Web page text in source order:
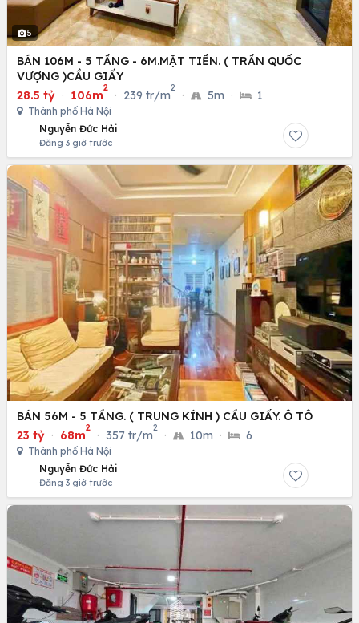
5
BÁN 106M - 5 TẦNG - 6M.MẶT TIỀN. ( TRẦN QUỐC
VƯỢNG )CẦU GIẤY
28.5 tỷ · 106m
2
· 239 tr/m
2
· 5m · 1
Thành phố Hà Nội
Nguyễn Đức Hải
Đăng 3 giờ trước
BÁN 56M - 5 TẦNG. ( TRUNG KÍNH ) CẦU GIẤY. Ô TÔ
23 tỷ · 68m
2
· 357 tr/m
2
· 10m · 6
Thành phố Hà Nội
Nguyễn Đức Hải
Đăng 3 giờ trước